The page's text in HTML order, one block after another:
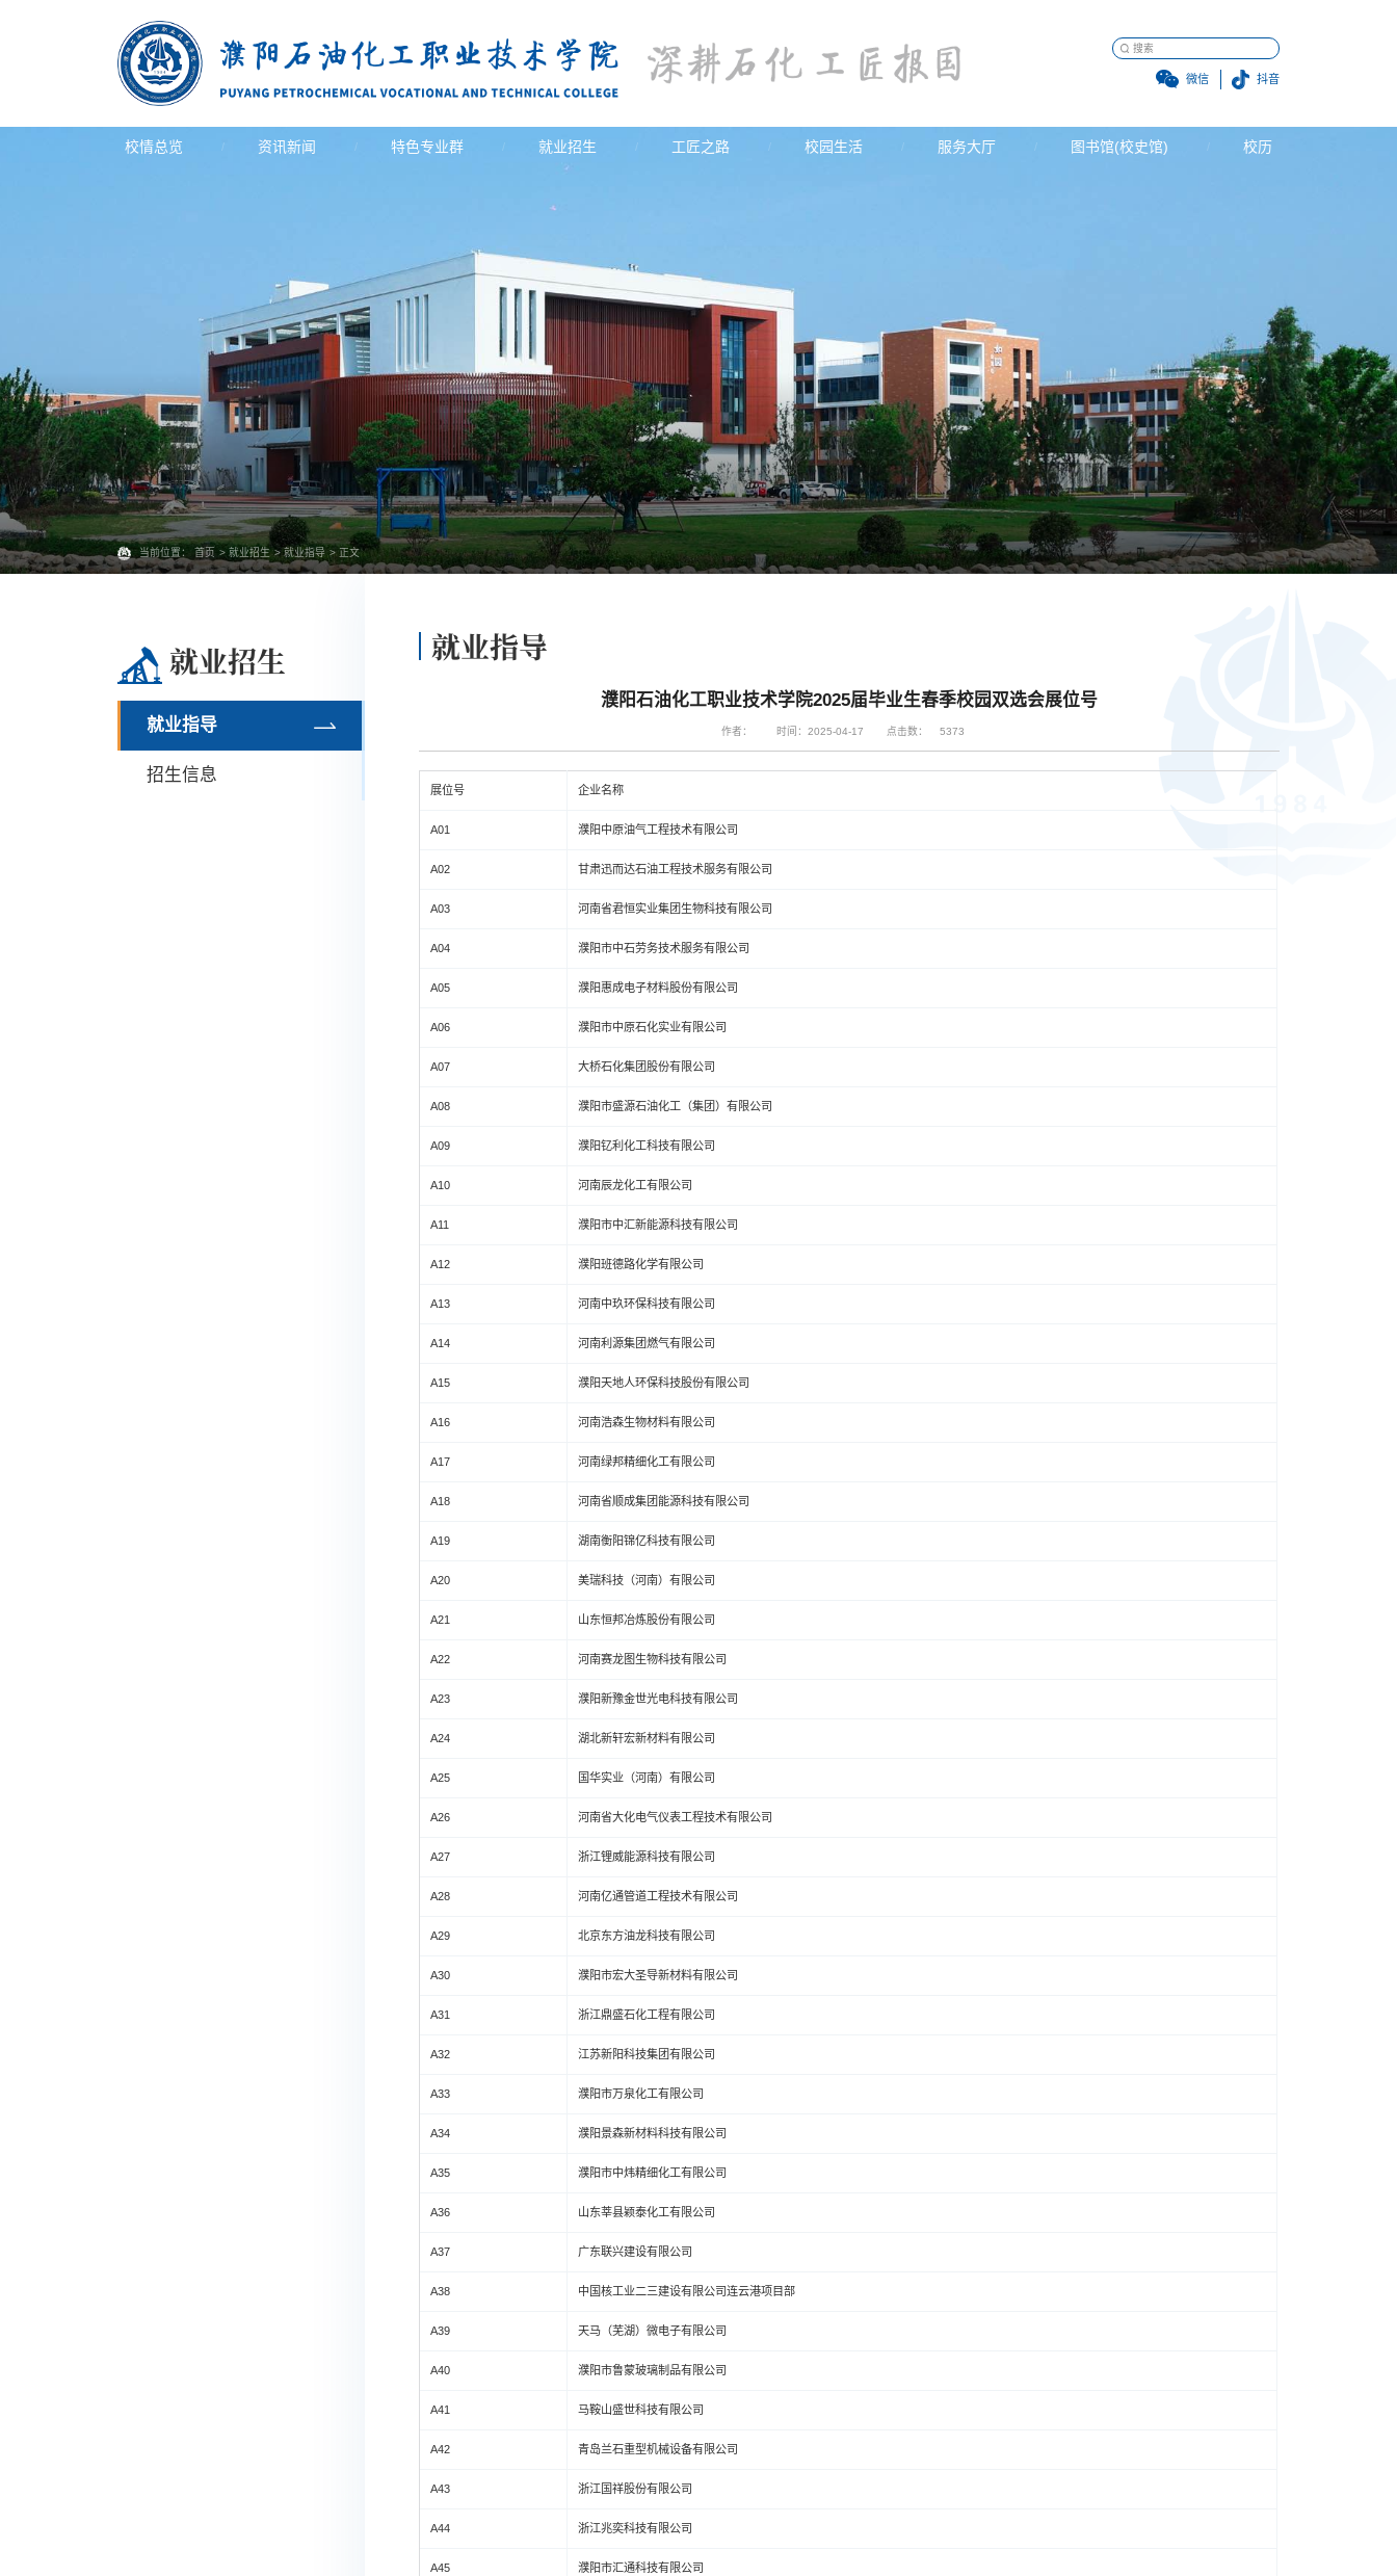
微信 抖音
校情总览 资讯新闻 特色专业群 就业招生 工匠之路 校园生活 服务大厅 图书馆(校史馆) 校历
当前位置： 首页 > 就业招生 > 就业指导 > 正文
就业招生
就业指导
招生信息
就业指导
濮阳石油化工职业技术学院2025届毕业生春季校园双选会展位号
作者： 时间：2025-04-17 点击数： 5373
展位号 企业名称
A01 濮阳中原油气工程技术有限公司
A02 甘肃迅而达石油工程技术服务有限公司
A03 河南省君恒实业集团生物科技有限公司
A04 濮阳市中石劳务技术服务有限公司
A05 濮阳惠成电子材料股份有限公司
A06 濮阳市中原石化实业有限公司
A07 大桥石化集团股份有限公司
A08 濮阳市盛源石油化工（集团）有限公司
A09 濮阳钇利化工科技有限公司
A10 河南辰龙化工有限公司
A11 濮阳市中汇新能源科技有限公司
A12 濮阳班德路化学有限公司
A13 河南中玖环保科技有限公司
A14 河南利源集团燃气有限公司
A15 濮阳天地人环保科技股份有限公司
A16 河南浩森生物材料有限公司
A17 河南绿邦精细化工有限公司
A18 河南省顺成集团能源科技有限公司
A19 湖南衡阳锦亿科技有限公司
A20 美瑞科技（河南）有限公司
A21 山东恒邦冶炼股份有限公司
A22 河南赛龙图生物科技有限公司
A23 濮阳新豫金世光电科技有限公司
A24 湖北新轩宏新材料有限公司
A25 国华实业（河南）有限公司
A26 河南省大化电气仪表工程技术有限公司
A27 浙江锂威能源科技有限公司
A28 河南亿通管道工程技术有限公司
A29 北京东方油龙科技有限公司
A30 濮阳市宏大圣导新材料有限公司
A31 浙江鼎盛石化工程有限公司
A32 江苏新阳科技集团有限公司
A33 濮阳市万泉化工有限公司
A34 濮阳景森新材料科技有限公司
A35 濮阳市中炜精细化工有限公司
A36 山东莘县颖泰化工有限公司
A37 广东联兴建设有限公司
A38 中国核工业二三建设有限公司连云港项目部
A39 天马（芜湖）微电子有限公司
A40 濮阳市鲁蒙玻璃制品有限公司
A41 马鞍山盛世科技有限公司
A42 青岛兰石重型机械设备有限公司
A43 浙江国祥股份有限公司
A44 浙江兆奕科技有限公司
A45 濮阳市汇通科技有限公司